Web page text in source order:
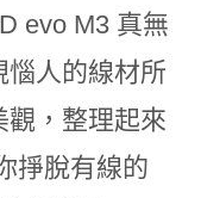
evo M3 真無
惱人的線材所
觀，整理起來
掙脫有線的